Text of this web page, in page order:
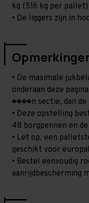
kg (516 kg per pallet)
• De liggers zijn in
• De maximale
onderaan deze
����n sectie, dan
• Deze opstelling
48 borgpennen en
• Let op, een
geschikt voor
• Bestel eenvoudig
aanrijdbescherming